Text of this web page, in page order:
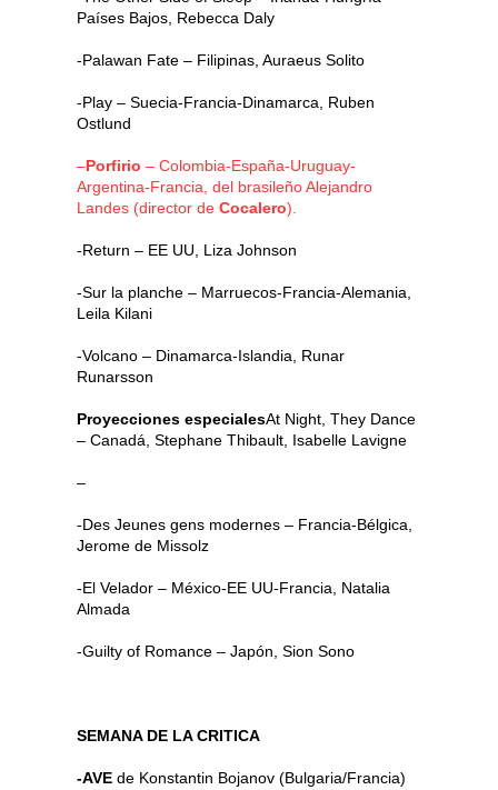
Países Bajos, Rebecca Daly
-Palawan Fate – Filipinas, Auraeus Solito
-Play – Suecia-Francia-Dinamarca, Ruben
Ostlund
–Porfirio – Colombia-España-Uruguay-
Argentina-Francia, del brasileño Alejandro
Landes (director de Cocalero).
-Return – EE UU, Liza Johnson
-Sur la planche – Marruecos-Francia-Alemania,
Leila Kilani
-Volcano – Dinamarca-Islandia, Runar
Runarsson
Proyecciones especialesAt Night, They Dance
– Canadá, Stephane Thibault, Isabelle Lavigne
–
-Des Jeunes gens modernes – Francia-Bélgica,
Jerome de Missolz
-El Velador – México-EE UU-Francia, Natalia
Almada
-Guilty of Romance – Japón, Sion Sono
SEMANA DE LA CRITICA
-AVE de Konstantin Bojanov (Bulgaria/Francia)